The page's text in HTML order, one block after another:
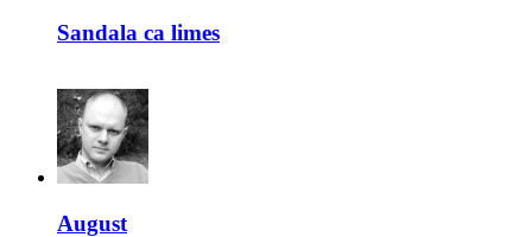
Sandala ca limes
August